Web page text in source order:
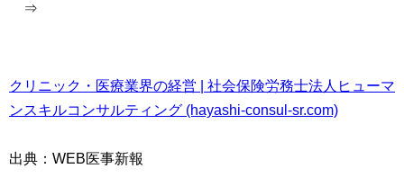
⇒
クリニック・医療業界の経営 | 社会保険労務士法人ヒューマ
ンスキルコンサルティング (hayashi-consul-sr.com)
出典：WEB医事新報